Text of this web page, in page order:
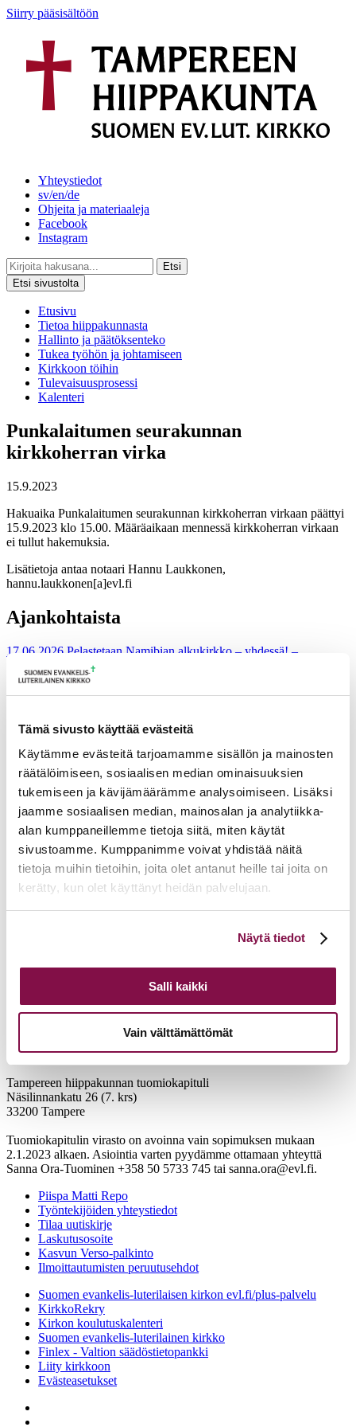
Tämä sivusto käyttää evästeitä
Käytämme evästeitä tarjoamamme sisällön ja mainosten
räätälöimiseen, sosiaalisen median ominaisuuksien
tukemiseen ja kävijämäärämme analysoimiseen. Lisäksi
jaamme sosiaalisen median, mainosalan ja analytiikka-
alan kumppaneillemme tietoja siitä, miten käytät
sivustoamme. Kumppanimme voivat yhdistää näitä
tietoja muihin tietoihin, joita olet antanut heille tai joita on
kerätty, kun olet käyttänyt heidän palvelujaan.
linkistä.
Näytä tiedot
Salli kaikki
Vain välttämättömät
Siirry pääsisältöön
Yhteystiedot
sv/en/de
Ohjeita ja materiaaleja
Facebook
Instagram
Etsi
Etsi sivustolta
Etusivu
Tietoa hiippakunnasta
Hallinto ja päätöksenteko
Tukea työhön ja johtamiseen
Kirkkoon töihin
Tulevaisuusprosessi
Kalenteri
Punkalaitumen seurakunnan
kirkkoherran virka
15.9.2023
Hakuaika Punkalaitumen seurakunnan kirkkoherran virkaan päättyi
15.9.2023 klo 15.00. Määräaikaan mennessä kirkkoherran virkaan
ei tullut hakemuksia.
Lisätietoja antaa notaari Hannu Laukkonen,
hannu.laukkonen[a]evl.fi
Ajankohtaista
17.06.2026 Pelastetaan Namibian alkukirkko – yhdessä! –
Namibian kirkon varainkeruukampanja
15.06.2026 Hiippakunnan toimintakalenteri syksy 2026
11.06.2026 Tuomiokapitulin päätöksiä 10.6.2026
Tampereen hiippakunnan tuomiokapituli
Näsilinnankatu 26 (7. krs)
33200 Tampere
Tuomiokapitulin virasto on avoinna vain sopimuksen mukaan
2.1.2023 alkaen. Asiointia varten pyydämme ottamaan yhteyttä
Sanna Ora-Tuominen +358 50 5733 745 tai sanna.ora@evl.fi.
Piispa Matti Repo
Työntekijöiden yhteystiedot
Tilaa uutiskirje
Laskutusosoite
Kasvun Verso-palkinto
Ilmoittautumisten peruutusehdot
Suomen evankelis-luterilaisen kirkon evl.fi/plus-palvelu
KirkkoRekry
Kirkon koulutuskalenteri
Suomen evankelis-luterilainen kirkko
Finlex - Valtion säädöstietopankki
Liity kirkkoon
Evästeasetukset